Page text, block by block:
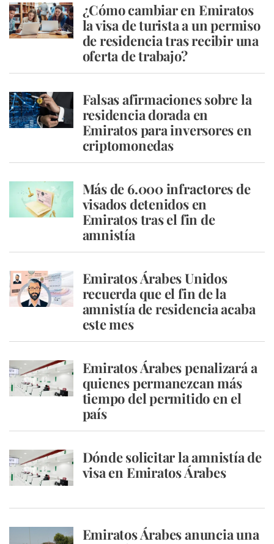
¿Cómo cambiar en Emiratos
la visa de turista a un permiso
de residencia tras recibir una
oferta de trabajo?
Falsas afirmaciones sobre la
residencia dorada en
Emiratos para inversores en
criptomonedas
Más de 6.000 infractores de
visados detenidos en
Emiratos tras el fin de
amnistía
Emiratos Árabes Unidos
recuerda que el fin de la
amnistía de residencia acaba
este mes
Emiratos Árabes penalizará a
quienes permanezcan más
tiempo del permitido en el
país
Dónde solicitar la amnistía de
visa en Emiratos Árabes
Emiratos Árabes anuncia una